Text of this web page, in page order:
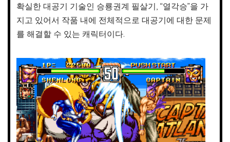
확실한 대공기 기술인 승룡권계 필살기, “열각승”을 가
지고 있어서 작품 내에 전체적으로 대공기에 대한 문제
를 해결할 수 있는 캐릭터이다.